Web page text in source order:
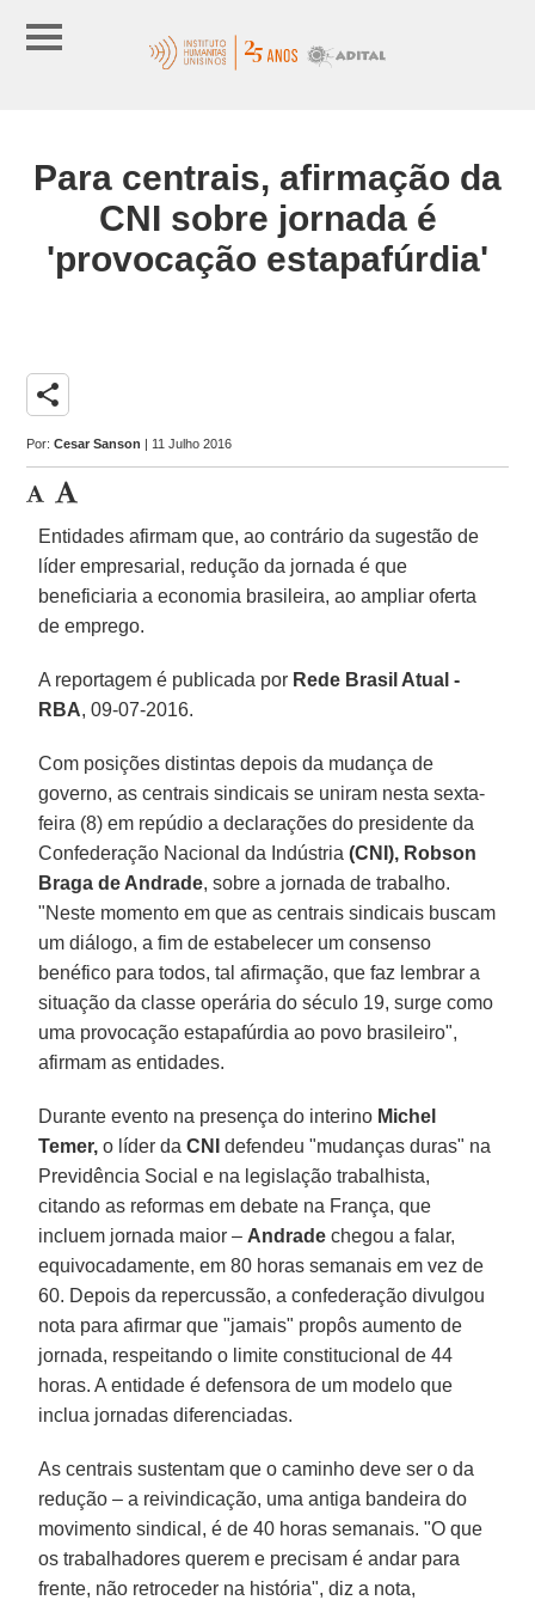
Para centrais, afirmação da
CNI sobre jornada é
'provocação estapafúrdia'
share
Por:Cesar Sanson | 11 Julho 2016
Entidades afirmam que, ao contrário da sugestão de
líder empresarial, redução da jornada é que
beneficiaria a economia brasileira, ao ampliar oferta
de emprego.
A reportagem é publicada por Rede Brasil Atual -
RBA, 09-07-2016.
Com posições distintas depois da mudança de
governo, as centrais sindicais se uniram nesta sexta-
feira (8) em repúdio a declarações do presidente da
Confederação Nacional da Indústria(CNI), Robson
Braga de Andrade, sobre a jornada de trabalho.
"Neste momento em que as centrais sindicais buscam
um diálogo, a fim de estabelecer um consenso
benéfico para todos, tal afirmação, que faz lembrar a
situação da classe operária do século 19, surge como
uma provocação estapafúrdia ao povo brasileiro",
afirmam as entidades.
Durante evento na presença do interino Michel
Temer, o líder daCNI
defendeu "mudanças duras" na
Previdência Social e na legislação trabalhista,
citando as reformas em debate na França, que
incluem jornada maior – Andrade chegou a falar,
equivocadamente, em 80 horas semanais em vez de
60. Depois da repercussão, a confederação divulgou
nota para afirmar que "jamais" propôs aumento de
jornada, respeitando o limite constitucional de 44
horas. A entidade é defensora de um modelo que
inclua jornadas diferenciadas.
As centrais sustentam que o caminho deve ser o da
redução – a reivindicação, uma antiga bandeira do
movimento sindical, é de 40 horas semanais. "O que
os trabalhadores querem e precisam é andar para
frente, não retroceder na história", diz a nota,